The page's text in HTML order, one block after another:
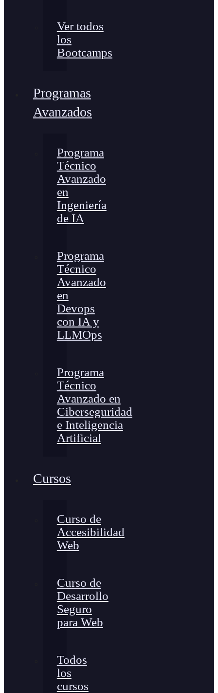
Ver todos
los
Bootcamps
Programas
Avanzados
Programa
Técnico
Avanzado
en
Ingeniería
de IA
Programa
Técnico
Avanzado
en
Devops
con IA y
LLMOps
Programa
Técnico
Avanzado en
Ciberseguridad
e Inteligencia
Artificial
Cursos
Curso de
Accesibilidad
Web
Curso de
Desarrollo
Seguro
para Web
Todos
los
cursos